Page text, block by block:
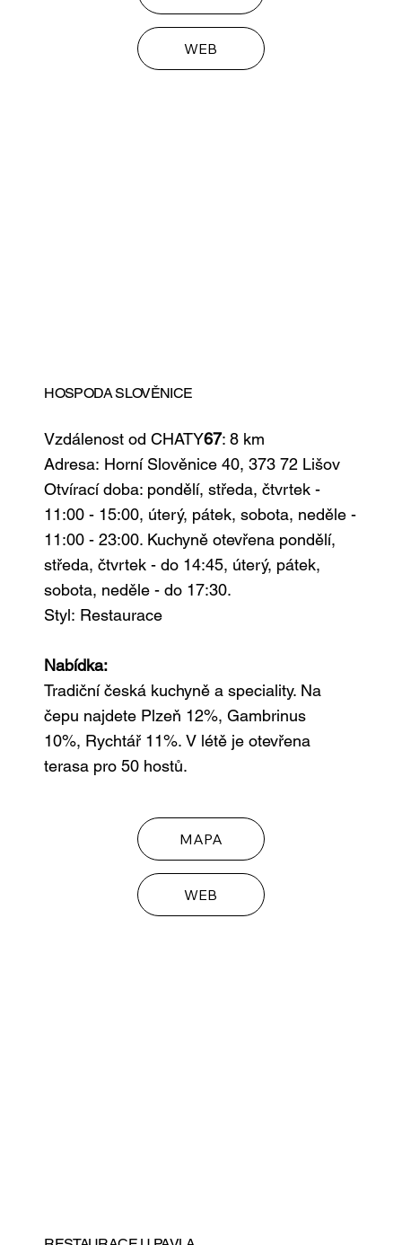
WEB
HOSPODA SLOVĚNICE
Vzdálenost od CHATY67: 8 km
Adresa: Horní Slověnice 40, 373 72 Lišov
Otvírací doba: pondělí, středa, čtvrtek -
11:00 - 15:00, úterý, pátek, sobota, neděle -
11:00 - 23:00. Kuchyně otevřena pondělí,
středa, čtvrtek - do 14:45, úterý, pátek,
sobota, neděle - do 17:30.
Styl: Restaurace
Nabídka:
Tradiční česká kuchyně a speciality. Na
čepu najdete Plzeň 12%, Gambrinus
10%, Rychtář 11%. V létě je otevřena
terasa pro 50 hostů.
MAPA
WEB